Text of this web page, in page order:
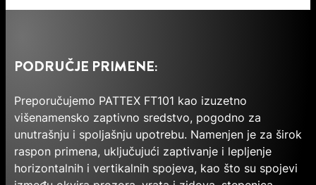
PODRUČJE PRIMENE:
Preporučujemo PATTEX FT101 kao izuzetno
višenamensko zaptivno sredstvo, pogodno za
unutrašnju i spoljašnju upotrebu. Namenjen je za širok
raspon primena, uključujući zaptivanje i lepljenje
horizontalnih i vertikalnih spojeva, kao što su spojevi